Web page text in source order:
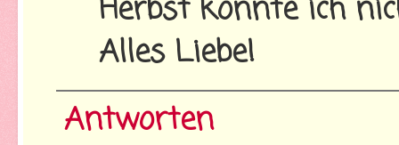
Herbst konnte ich
Alles Liebe!
Antworten